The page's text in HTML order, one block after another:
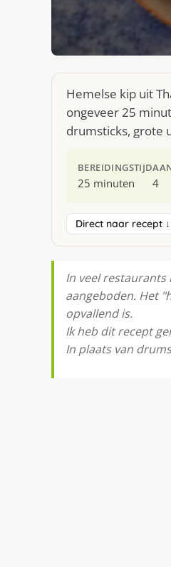
Hemelse kip uit
ongeveer 25
drumsticks, grote
BEREIDINGSTIJD
25 minuten 4
Direct naar recept ↓
In veel restaurants
aangeboden. Het
opvallend is.
Ik heb dit recept
In plaats van